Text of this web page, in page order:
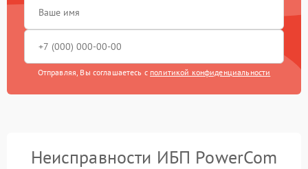
Отправляя, Вы соглашаетесь с политикой конфиденциальности
Неисправности ИБП PowerCom